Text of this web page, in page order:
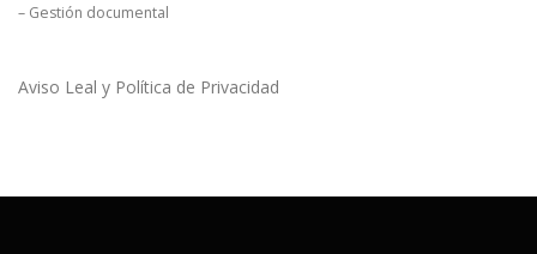
– Gestión documental
Aviso Leal y Política de Privacidad